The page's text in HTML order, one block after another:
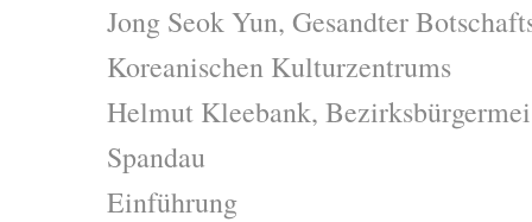
Jong Seok Yun, Gesandter
Koreanischen Kulturzentrums
Helmut Kleebank,
Spandau
Einführung